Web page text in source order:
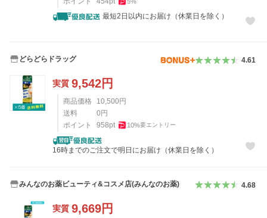
最短2日以内にお届け（休業日を除く）
どらどらドラッグ 4.61
実質 9,542円
商品価格 10,500 円
送料
0 円
ポイント
958pt 10%要エントリー
16時までのご注文で明日にお届け（休業日を除く）
みんなのお薬ビューティ&コスメ店(みんなのお薬) 4.68
実質 9,669円